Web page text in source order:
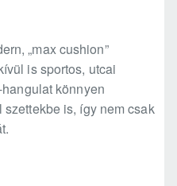
„max cushion”
is sportos, utcai
könnyen
is, így nem csak